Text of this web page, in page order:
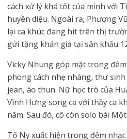
cách xử lý khá tốt của mình với
huyền diệu. Ngoài ra, Phượng
lại ca khúc đang hit trên thị
gửi tặng khán giả tại sân khấu
Vicky Nhung góp mặt trong
phong cách nhẹ nhàng, thư
jean, áo thun. Nữ học trò của
Vĩnh Hưng song ca với thầy ca
năm. Sau đó, cô còn solo bài
Tố Ny xuất hiện trong đêm